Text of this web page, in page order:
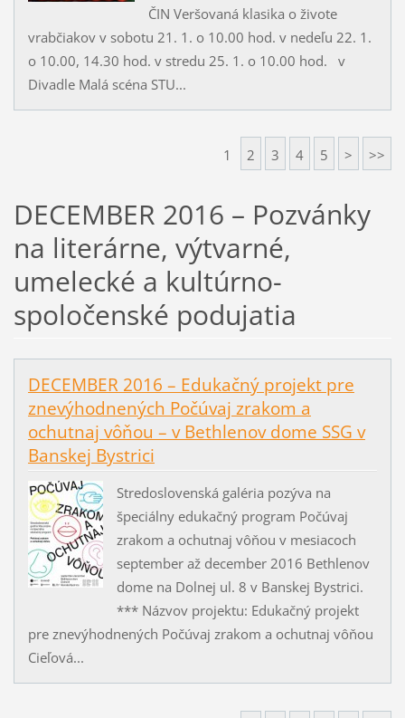
ČIN Veršovaná klasika o živote
vrabčiakov v sobotu 21. 1. o 10.00 hod. v nedeľu 22. 1.
o 10.00, 14.30 hod. v stredu 25. 1. o 10.00 hod. v
Divadle Malá scéna STU...
1 2 3 4 5 > >>
DECEMBER 2016 – Pozvánky
na literárne, výtvarné,
umelecké a kultúrno-
spoločenské podujatia
DECEMBER 2016 – Edukačný projekt pre
znevýhodnených Počúvaj zrakom a
ochutnaj vôňou – v Bethlenov dome SSG v
Banskej Bystrici
Stredoslovenská galéria pozýva na
špeciálny edukačný program Počúvaj
zrakom a ochutnaj vôňou v mesiacoch
september až december 2016 Bethlenov
dome na Dolnej ul. 8 v Banskej Bystrici.
*** Názvov projektu: Edukačný projekt
pre znevýhodnených Počúvaj zrakom a ochutnaj vôňou
Cieľová...